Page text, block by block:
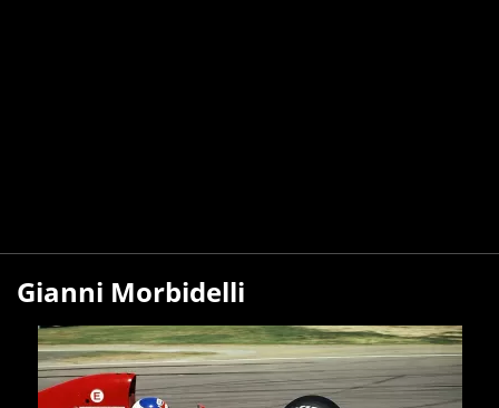
Gianni Morbidelli